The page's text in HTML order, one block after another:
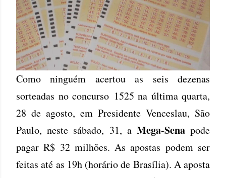
Como ninguém acertou as seis dezenas
sorteadas no concurso 1525 na última quarta,
28 de agosto, em Presidente Venceslau, São
Paulo, neste sábado, 31, a Mega-Senapode
pagar R$ 32 milhões. As apostas podem ser
feitas até as 19h (horário de Brasília). A aposta